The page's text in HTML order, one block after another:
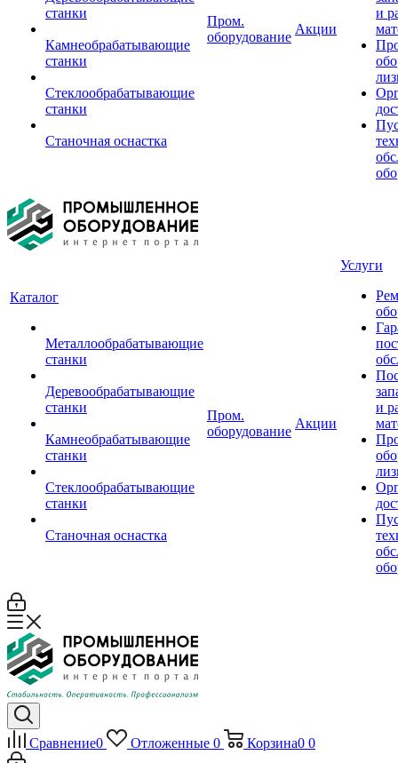
станки
Камнеобрабатывающие
станки
Стеклообрабатывающие
станки
Станочная оснастка
Пром.
оборудование
Акции
и
Каталог
Металлообрабатывающие
станки
Деревообрабатывающие
станки
Камнеобрабатывающие
станки
Стеклообрабатывающие
станки
Станочная оснастка
Пром.
оборудование
Акции
Услуги
и
Сравнение0 Отложенные 0 Корзина0 0